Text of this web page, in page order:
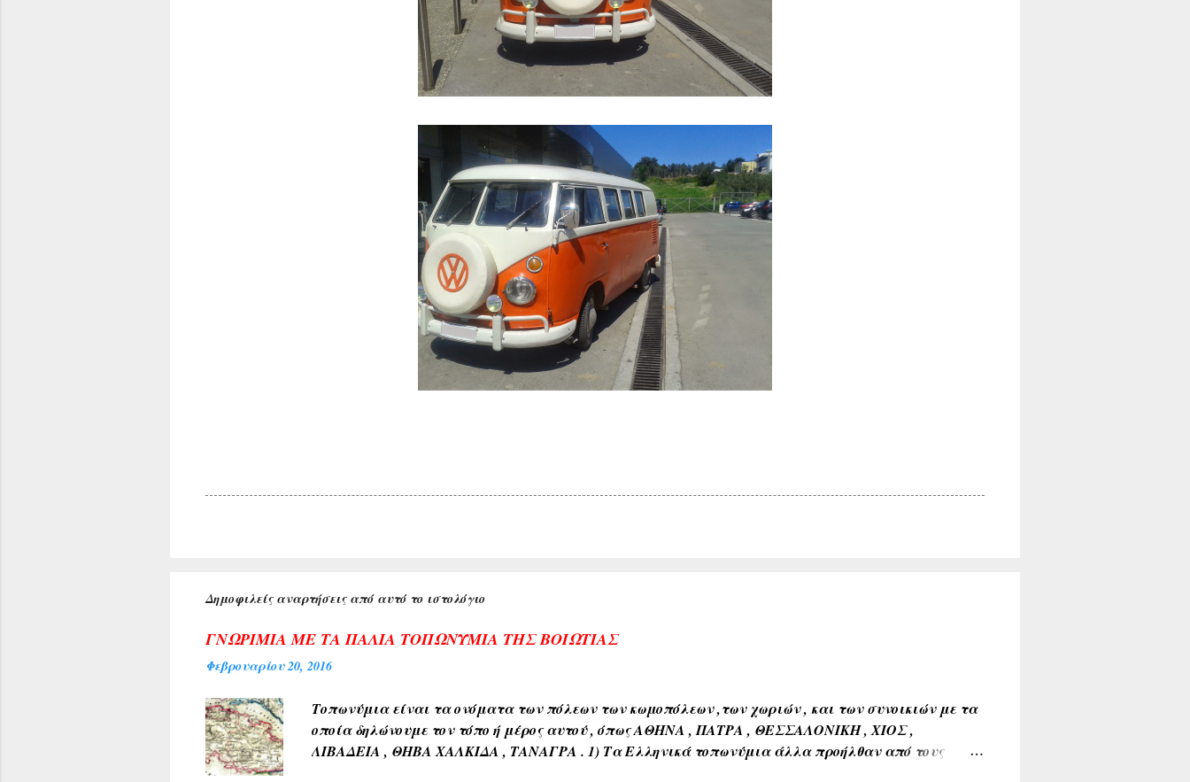
Δημοφιλείς αναρτήσεις από αυτό το ιστολόγιο
ΓΝΩΡΙΜΙΑ ΜΕ ΤΑ ΠΑΛΙΑ ΤΟΠΩΝΥΜΙΑ ΤΗΣ ΒΟΙΩΤΙΑΣ
Φεβρουαρίου 20, 2016
Τοπωνύμια είναι τα ονόματα των πόλεων των κωμοπόλεων ,των χωριών , και των συνοικιών με τα
οποία δηλώνουμε τον τόπο ή μέρος αυτού , όπως ΑΘΗΝΑ , ΠΑΤΡΑ , ΘΕΣΣΑΛΟΝΙΚΗ , ΧΙΟΣ ,
ΛΙΒΑΔΕΙΑ , ΘΗΒΑ ΧΑΛΚΙΔΑ , ΤΑΝΑΓΡΑ . 1) Τα Ελληνικά τοπωνύμια άλλα προήλθαν από τους